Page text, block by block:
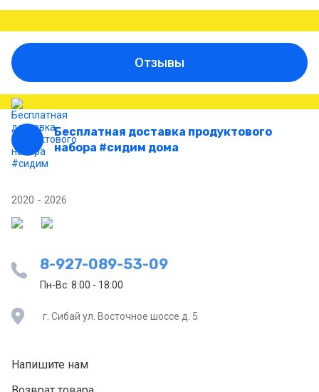
Отзывы
Бесплатная доставка продуктового
набора #сидим дома
2020 - 2026
8-927-089-53-09
Пн-Вс: 8:00 - 18:00
г. Сибай ул. Восточное шоссе д. 5
Напишите нам